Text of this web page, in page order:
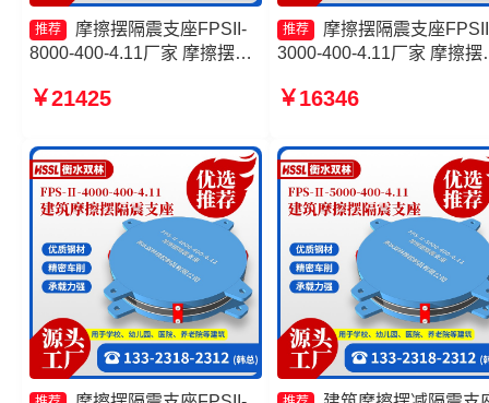
推荐
摩擦摆隔震支座FPSII-
8000-400-4.11厂家 摩擦摆隔
生产厂家 摩擦摆球型减隔震支
6000-400-4.11生产厂家
￥21425
推荐
摩擦摆隔震支座
3000-400-4.11厂家 摩擦摆
FPSII-8000-400-4.11生产
3000-350-3.81
￥16346